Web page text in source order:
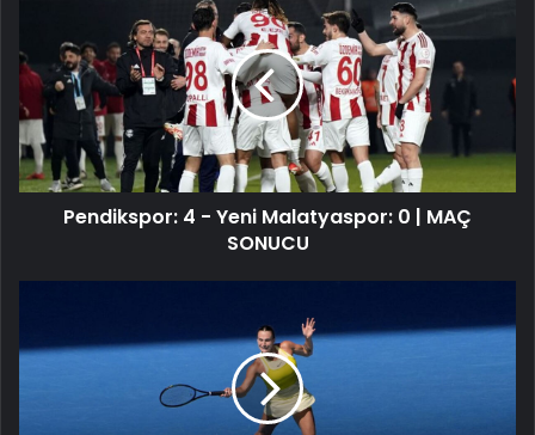
Yeni
Malatyaspor:
0
|
MAÇ
SONUCU
Pendikspor: 4 - Yeni Malatyaspor: 0 | MAÇ
SONUCU
Sabalenka,